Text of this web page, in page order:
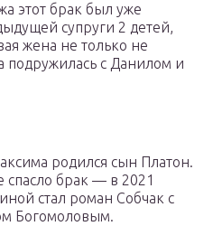
этот брак был уже
супруги 2 детей,
жена не только не
подружилась с Данилом и
родился сын Платон.
брак — в 2021
стал роман Собчак с
Богомоловым.